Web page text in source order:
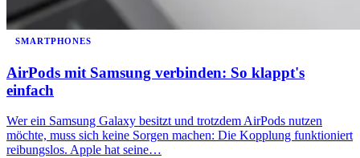
SMARTPHONES
AirPods mit Samsung verbinden: So klappt's
einfach
Wer ein Samsung Galaxy besitzt und trotzdem AirPods nutzen
möchte, muss sich keine Sorgen machen: Die Kopplung funktioniert
reibungslos. Apple hat seine…